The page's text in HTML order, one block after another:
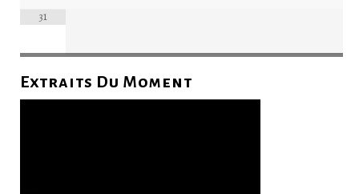
31
Extraits Du Moment